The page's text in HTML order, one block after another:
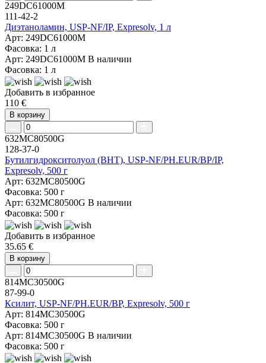
249DC61000M
111-42-2
Диэтаноламин, USP-NF/IP, Expresolv, 1 л
Арт: 249DC61000M
Фасовка: 1 л
Арт: 249DC61000M В наличии
Фасовка: 1 л
Добавить в избранное
110 €
В корзину
632MC80500G
128-37-0
Бутилгидрокситолуол (BHT), USP-NF/PH.EUR/BP/IP,
Expresolv, 500 г
Арт: 632MC80500G
Фасовка: 500 г
Арт: 632MC80500G В наличии
Фасовка: 500 г
Добавить в избранное
35.65 €
В корзину
814MC30500G
87-99-0
Ксилит, USP-NF/PH.EUR/BP, Expresolv, 500 г
Арт: 814MC30500G
Фасовка: 500 г
Арт: 814MC30500G В наличии
Фасовка: 500 г